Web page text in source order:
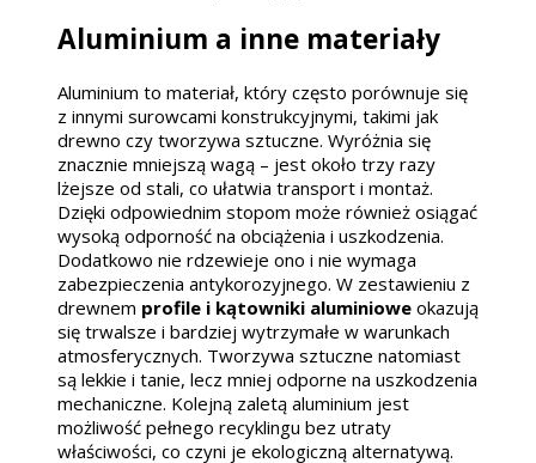
Aluminium a inne materiały
Aluminium to materiał, który często porównuje się
z innymi surowcami konstrukcyjnymi, takimi jak
drewno czy tworzywa sztuczne. Wyróżnia się
znacznie mniejszą wagą – jest około trzy razy
lżejsze od stali, co ułatwia transport i montaż.
Dzięki odpowiednim stopom może również osiągać
wysoką odporność na obciążenia i uszkodzenia.
Dodatkowo nie rdzewieje ono i nie wymaga
zabezpieczenia antykorozyjnego. W zestawieniu z
drewnem profile i kątowniki aluminiowe okazują
się trwalsze i bardziej wytrzymałe w warunkach
atmosferycznych. Tworzywa sztuczne natomiast
są lekkie i tanie, lecz mniej odporne na uszkodzenia
mechaniczne. Kolejną zaletą aluminium jest
możliwość pełnego recyklingu bez utraty
właściwości, co czyni je ekologiczną alternatywą.